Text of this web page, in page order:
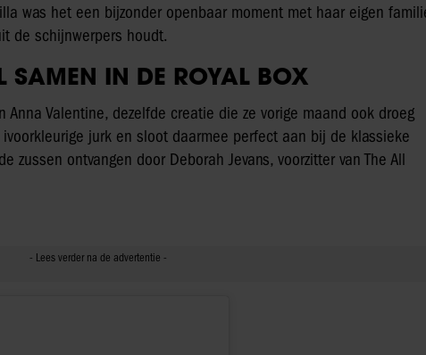
was het een bijzonder openbaar moment met haar eigen
de schijnwerpers houdt.
IN DE ROYAL BOX
Valentine, dezelfde creatie die ze vorige maand ook droeg
jurk en sloot daarmee perfect aan bij de klassieke
zussen ontvangen door Deborah Jevans, voorzitter van The All